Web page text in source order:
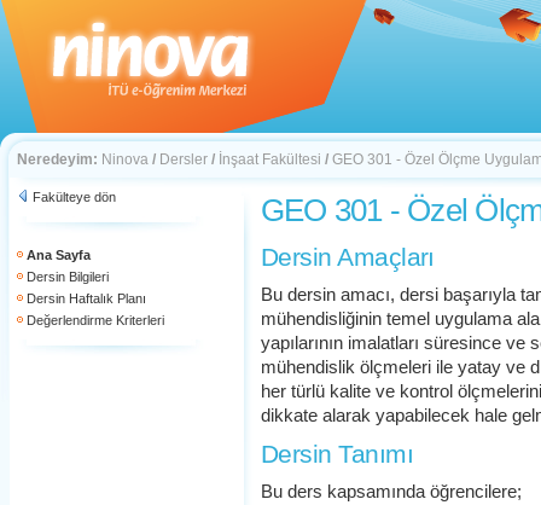
Neredeyim: Ninova / Dersler / İnşaat Fakültesi / GEO 301 - Özel Ölçme
Fakülteye dön
Ana Sayfa
Dersin Bilgileri
Dersin Haftalık Planı
Değerlendirme Kriterleri
GEO 301 - Özel
Dersin Amaçları
Bu dersin amacı, dersi başarıyla
mühendisliğinin temel uygulama
yapılarının imalatları süresince
mühendislik ölçmeleri ile yatay ve
her türlü kalite ve kontrol
dikkate alarak yapabilecek hale
Dersin Tanımı
Bu ders kapsamında öğrencilere;